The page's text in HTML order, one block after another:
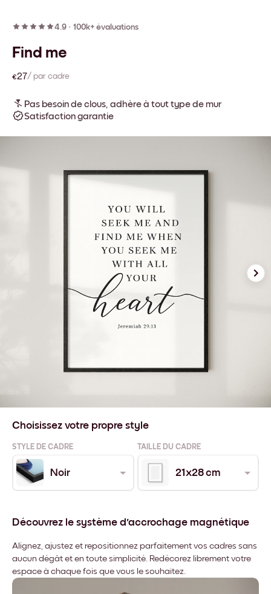
4.9 · 100k+ évaluations
Find me
€27/ par cadre
Pas besoin de clous, adhère à tout type de mur
Satisfaction garantie
Choisissez votre propre style
STYLE DE CADRE TAILLE DU CADRE
Noir 21x28 cm
Découvrez le système d'accrochage magnétique
Alignez, ajustez et repositionnez parfaitement vos cadres sans
aucun dégât et en toute simplicité. Redécorez librement votre
espace à chaque fois que vous le souhaitez.